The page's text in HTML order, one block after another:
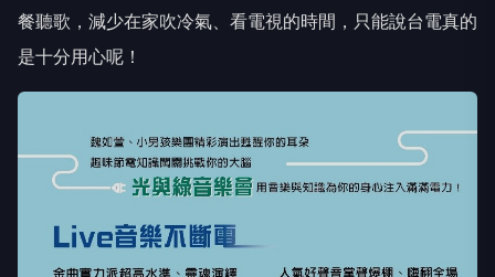
餐聽歌，減少在家吹冷氣、看電視的時間，只能說台電真的
是十分用心呢！